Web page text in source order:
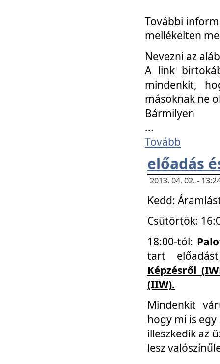
További
mellékelten
Nevezni az
A link
mindenkit,
másoknak ne
Bármilyen
...
Tovább
előadás
2013. 04. 02. -
Kedd:
Csütörtök:
18:00-tól:
tart
Képzésről
(IIW).
Mindenkit
hogy mi is
illeszkedik az
lesz